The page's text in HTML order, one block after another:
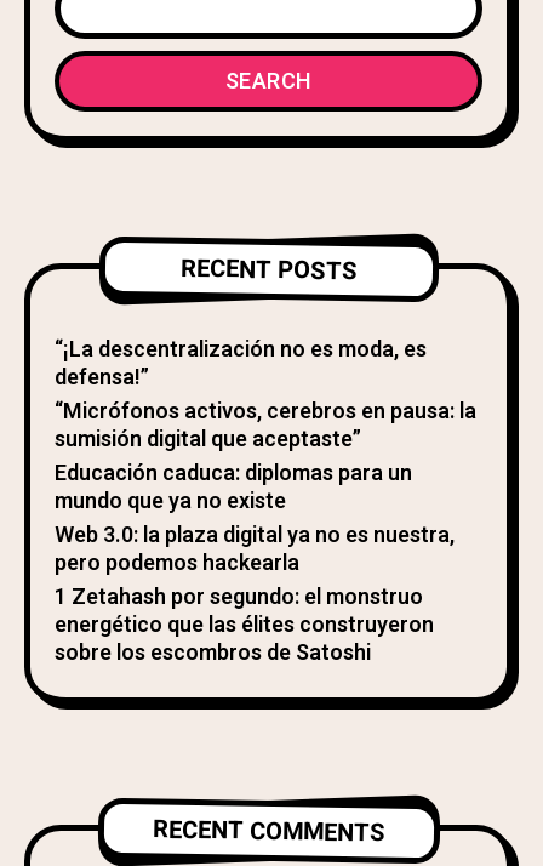
SEARCH
RECENT POSTS
“¡La descentralización no es moda, es
defensa!”
“Micrófonos activos, cerebros en pausa: la
sumisión digital que aceptaste”
Educación caduca: diplomas para un
mundo que ya no existe
Web 3.0: la plaza digital ya no es nuestra,
pero podemos hackearla
1 Zetahash por segundo: el monstruo
energético que las élites construyeron
sobre los escombros de Satoshi
RECENT COMMENTS